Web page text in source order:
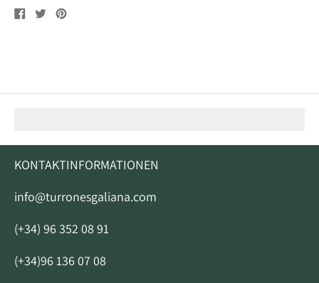
Auf
Facebook
Tweet
auf
Pin
KONTAKTINFORMATIONEN
info@turronesgaliana.com
(+34) 96 352 08 91
(+34)96 136 07 08